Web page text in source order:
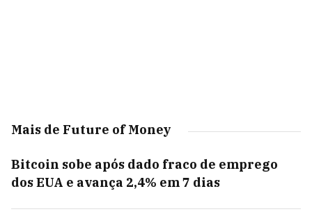
Mais de Future of Money
Bitcoin sobe após dado fraco de emprego
dos EUA e avança 2,4% em 7 dias